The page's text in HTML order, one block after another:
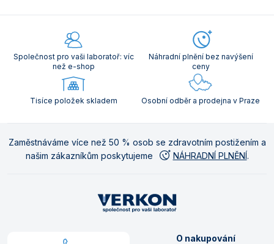
Společnost pro vaši laboratoř: víc
než e-shop
Náhradní plnění bez navýšení
ceny
Tisíce položek skladem Osobní odběr a prodejna v Praze
Zaměstnáváme více než 50 % osob se zdravotním postižením a
našim zákazníkům poskytujeme
NÁHRADNÍ PLNĚNÍ.
O nakupování